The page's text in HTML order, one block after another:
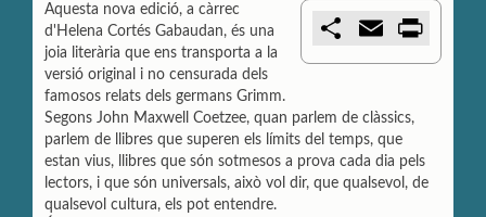
t
i
r
m
Aquesta nova edició, a càrrec
d'Helena Cortés Gabaudan, és una
joia literària que ens transporta a la
versió original i no censurada dels
famosos relats dels germans Grimm.
Segons John Maxwell Coetzee, quan parlem de clàssics,
parlem de llibres que superen els límits del temps, que
estan vius, llibres que són sotmesos a prova cada dia pels
lectors, i que són universals, això vol dir, que qualsevol, de
qualsevol cultura, els pot entendre.